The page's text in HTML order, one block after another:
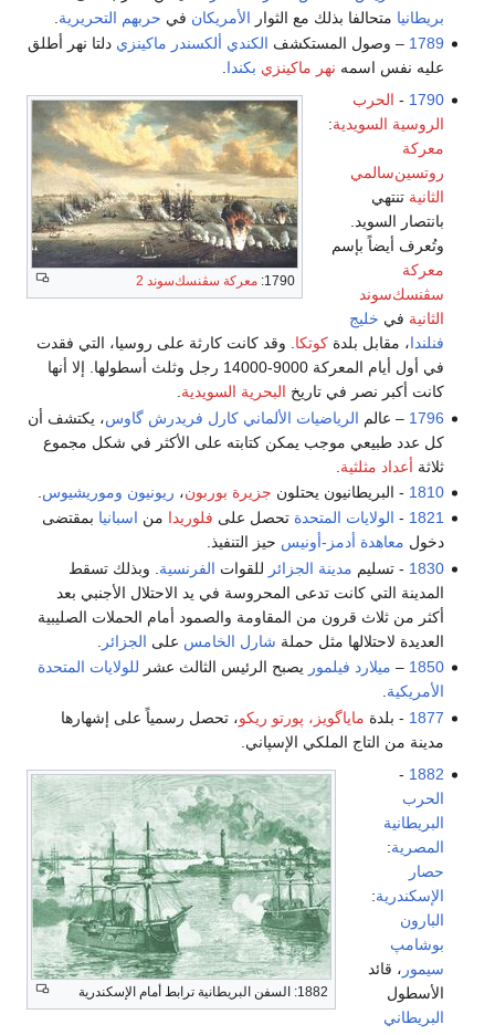
بريطانيا متحالفا بذلك مع الثوار الأمريكان في حربهم التحريرية
1789 – وصول المستكشف الكندي ألكسندر ماكينزي دلتا نهر أطلق
عليه نفس اسمه نهر ماكينزي بكندا.
1790: معركة سڤنسك‌سوند 2
1790
- الحرب
الروسية السويدية:
معركة
روتسين‌سالمي
الثانية تنتهي
بانتصار السويد.
وتُعرف أيضاً بإسم
معركة
سڤنسك‌سوند
الثانية في خليج
فنلندا، مقابل بلدةكوتكا. وقد كانت كارثة على روسيا، التي فقدت
في أول أيام المعركة 9000-14000 رجل وثلث أسطولها. إلا أنها
كانت أكبر نصر في تاريخ البحرية السويدية.
1796 – عالم الرياضيات الألماني كارل فريدرش گاوس، يكتشف أن
كل عدد طبيعي موجب يمكن كتابته على الأكثر في شكل مجموع
ثلاثة أعداد مثلثية
1810 - البريطانيون يحتلون جزيرة بوربون، ريونيون وموريشيوس
1821
- الولايات المتحدة تحصل على فلوريدا من اسبانيا بمقتضى
دخول معاهدة أدمز-أونيس حيز التنفيذ.
1830 - تسليم مدينة الجزائر للقوات الفرنسية . وبذلك تسقط
المدينة التي كانت تدعى المحروسة في يد الاحتلال الأجنبي بعد
أكثر من ثلاث قرون من المقاومة والصمود أمام الحملات الصليبية
العديدة لاحتلالها مثل حملة شارل الخامس على الجزائر
1850
– ميلارد فيلمور يصبح الرئيس الثالث عشر للولايات المتحدة
الأمريكية.
1877 - بلدة ماياگويز، پورتو ريكو، تحصل رسمياً على إشهارها
مدينة من التاج الملكي الإسپاني.
1882: السفن البريطانية ترابط أمام الإسكندرية
1882
-
الحرب
البريطانية
المصرية:
حصار
الإسكندرية:
البارون
بوشامپ
سيمور ، قائد
الأسطول
البريطاني